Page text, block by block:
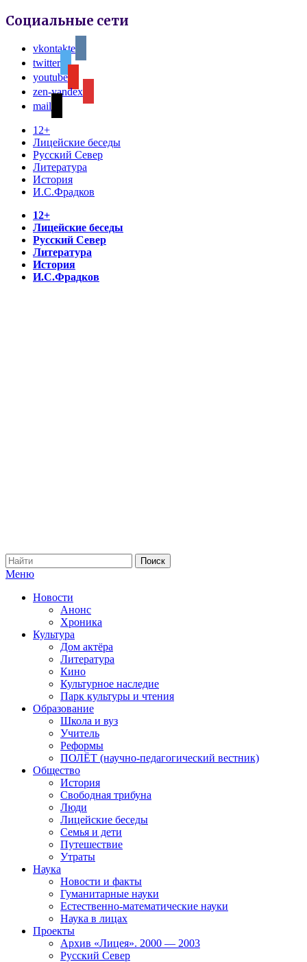
Социальные сети
vkontakte
twitter
youtube
zen-yandex
mail
12+
Лицейские беседы
Русский Север
Литература
История
И.С.Фрадков
12+
Лицейские беседы
Русский Север
Литература
История
И.С.Фрадков
Меню
Новости
Анонс
Хроника
Культура
Дом актёра
Литература
Кино
Культурное наследие
Парк культуры и чтения
Образование
Школа и вуз
Учитель
Реформы
ПОЛЁТ (научно-педагогический вестник)
Общество
История
Свободная трибуна
Люди
Лицейские беседы
Семья и дети
Путешествие
Утраты
Наука
Новости и факты
Гуманитарные науки
Естественно-математические науки
Наука в лицах
Проекты
Архив «Лицея». 2000 — 2003
Русский Север